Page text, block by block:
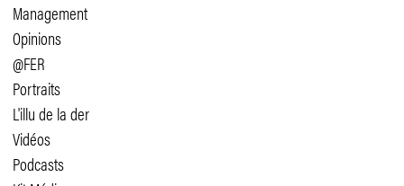
Management
Opinions
@FER
Portraits
L'illu de la der
Vidéos
Podcasts